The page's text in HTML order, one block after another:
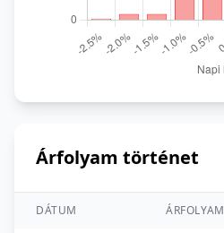
Árfolyam történet
DÁTUM ÁRFOLYAM